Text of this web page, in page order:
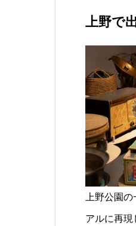
上野で
上野公園
アルに再